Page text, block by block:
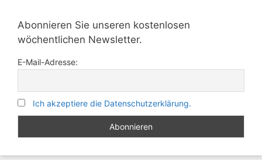
Abonnieren Sie unseren kostenlosen
wöchentlichen Newsletter.
E-Mail-Adresse:
Ich akzeptiere die Datenschutzerklärung.